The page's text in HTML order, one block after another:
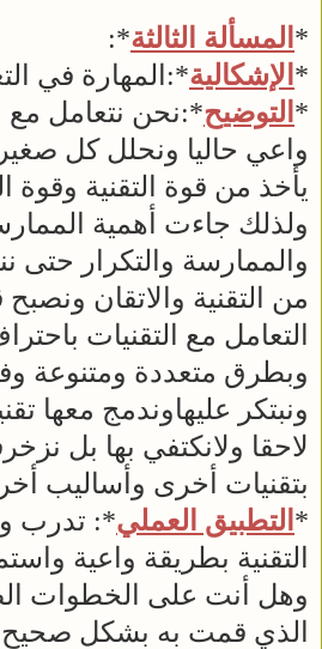
* المسألة الثالثة*:
* الإشكالية*:المهارة في
* التوضيح*:نحن نتعامل مع
واعي حاليا ونحلل كل
يأخذ من قوة التقنية وقوة
ولذلك جاءت أهمية
والممارسة والتكرار حتى
من التقنية والاتقان
التعامل مع التقنيات
وبطرق متعددة ومتنوعة
ونبتكر عليهاوندمج معها
لاحقا ولانكتفي بها بل
بتقنيات أخرى وأساليب
* التطبيق العملي*: تدرب
التقنية بطريقة واعية
وهل أنت على الخطوات
الذي قمت به بشكل صحيح